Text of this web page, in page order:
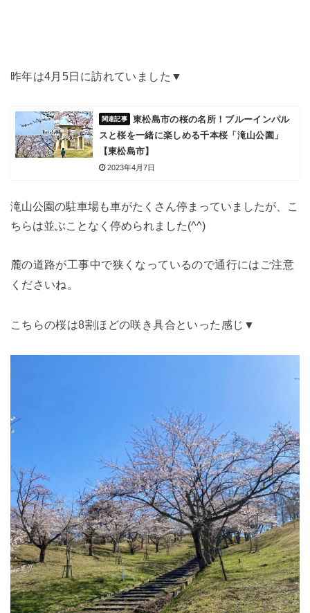
昨年は4月5日に訪れていました▼
東松島市の桜の名所！ブルーインパル
スと桜を一緒に楽しめる千本桜「滝山公園」
【東松島市】
2023年4月7日
滝山公園の駐車場も車がたくさん停まっていましたが、こ
ちらは並ぶことなく停められました(^^)
麓の道路が工事中で狭くなっているので通行にはご注意
くださいね。
こちらの桜は8割ほどの咲き具合といった感じ▼